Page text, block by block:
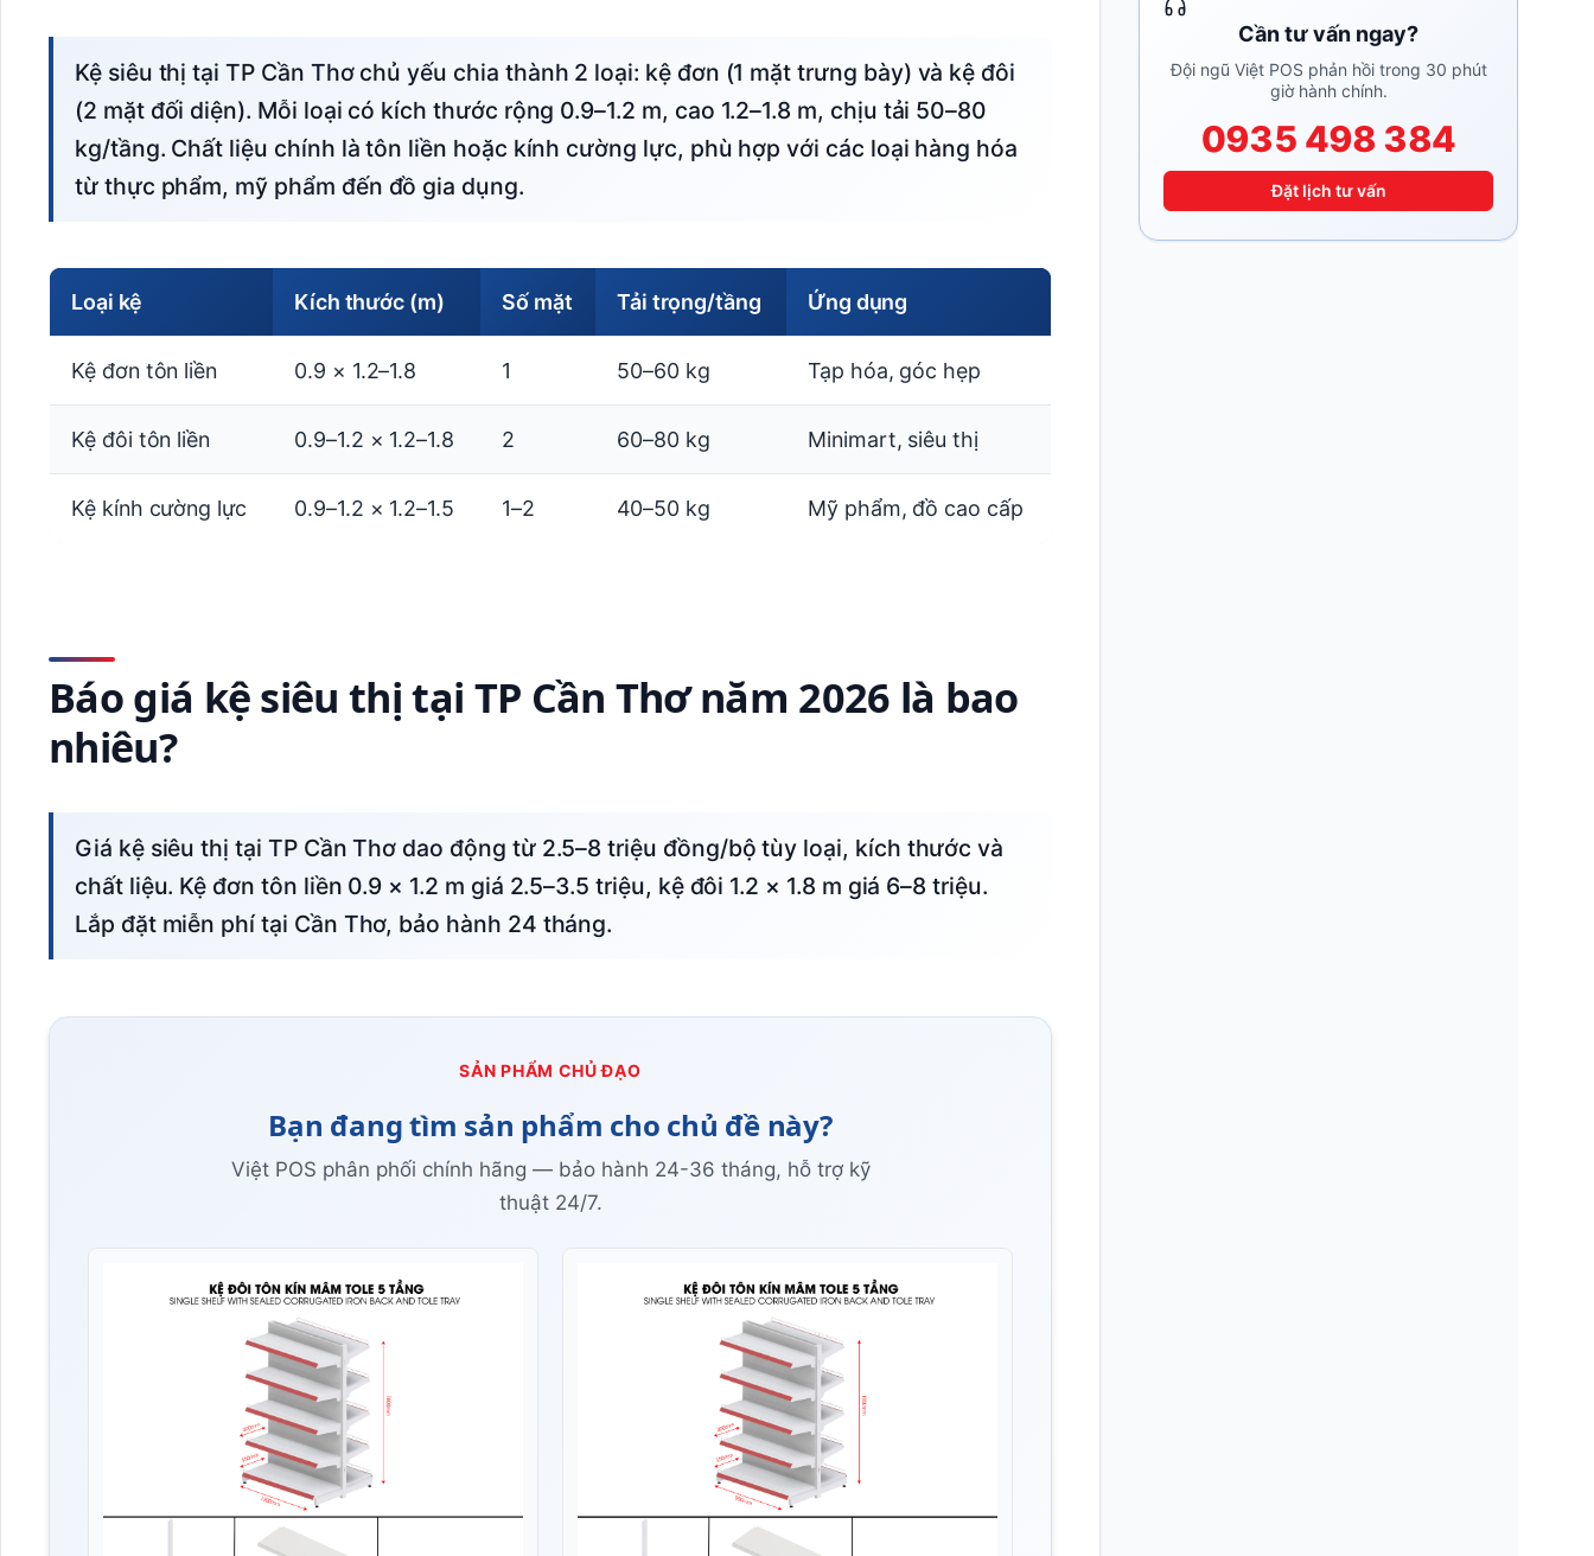
Kệ siêu thị tại TP Cần Thơ chủ yếu chia thành 2 loại: kệ đơn (1 mặt trưng bày) và kệ đôi
(2 mặt đối diện). Mỗi loại có kích thước rộng 0.9–1.2 m, cao 1.2–1.8 m, chịu tải 50–80
kg/tầng. Chất liệu chính là tôn liền hoặc kính cường lực, phù hợp với các loại hàng hóa
từ thực phẩm, mỹ phẩm đến đồ gia dụng.
Loại kệ Kích thước (m) Số mặt Tải trọng/tầng Ứng dụng
Kệ đơn tôn liền 0.9 × 1.2–1.8 1 50–60 kg Tạp hóa, góc hẹp
Kệ đôi tôn liền 0.9–1.2 × 1.2–1.8 2 60–80 kg Minimart, siêu thị
Kệ kính cường lực 0.9–1.2 × 1.2–1.5 1–2 40–50 kg Mỹ phẩm, đồ cao cấp
Báo giá kệ siêu thị tại TP Cần Thơ năm 2026 là bao
nhiêu?
Giá kệ siêu thị tại TP Cần Thơ dao động từ 2.5–8 triệu đồng/bộ tùy loại, kích thước và
chất liệu. Kệ đơn tôn liền 0.9 × 1.2 m giá 2.5–3.5 triệu, kệ đôi 1.2 × 1.8 m giá 6–8 triệu.
Lắp đặt miễn phí tại Cần Thơ, bảo hành 24 tháng.
SẢN PHẨM CHỦ ĐẠO
Bạn đang tìm sản phẩm cho chủ đề này?
Việt POS phân phối chính hãng — bảo hành 24-36 tháng, hỗ trợ kỹ
thuật 24/7.
Cần tư vấn ngay?
Đội ngũ Việt POS phản hồi trong 30 phút
giờ hành chính.
0935 498 384
Đặt lịch tư vấn